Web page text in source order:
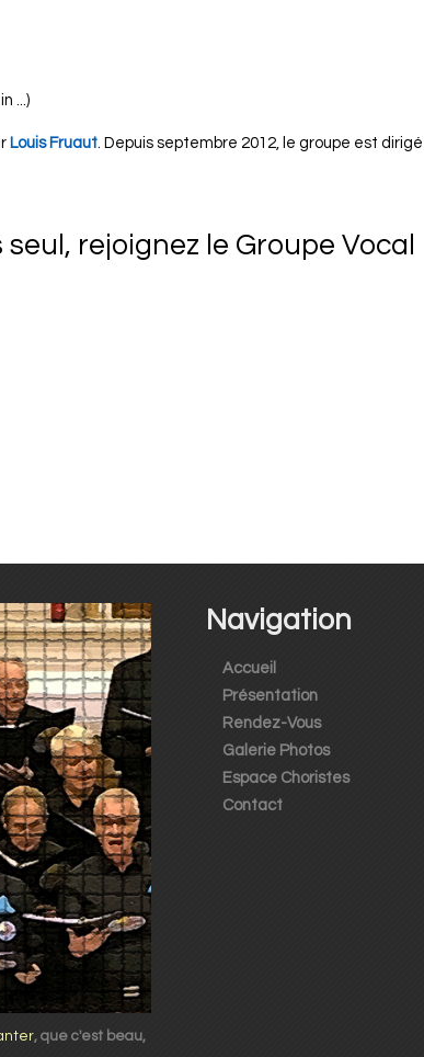
...)
Louis Fruaut. Depuis septembre 2012, le groupe est
rejoignez le Groupe Vocal
, que c'est beau,
Navigation
Accueil
Présentation
Rendez-Vous
Galerie Photos
Espace Choristes
Contact